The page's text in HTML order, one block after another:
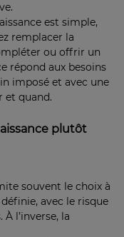
est simple,
remplacer la
ou offrir un
répond aux besoins
imposé et avec une
et quand.
plutôt
souvent le choix à
avec le risque
l’inverse, la